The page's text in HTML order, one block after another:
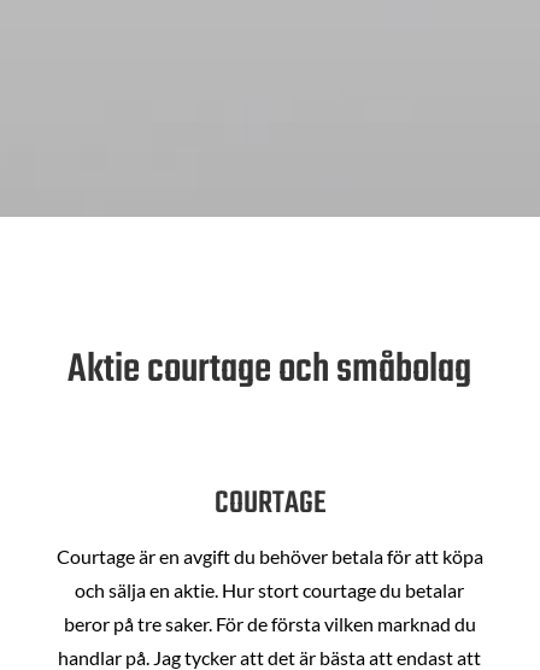
Aktie courtage och småbolag
COURTAGE
Courtage är en avgift du behöver betala för att köpa
och sälja en aktie. Hur stort courtage du betalar
beror på tre saker. För de första vilken marknad du
handlar på. Jag tycker att det är bästa att endast att